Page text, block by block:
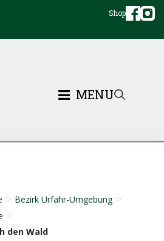
Shop
MENU
> Bezirk Urfahr-Umgebung >
>
den Wald